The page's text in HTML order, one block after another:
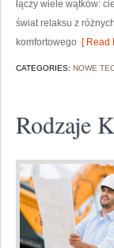
łączy wiele wątków:
świat relaksu z
komfortowego [ Read
CATEGORIES: NOWE
Rodzaje